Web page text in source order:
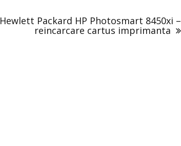
Hewlett Packard HP Photosmart 8450xi –
reincarcare cartus imprimanta